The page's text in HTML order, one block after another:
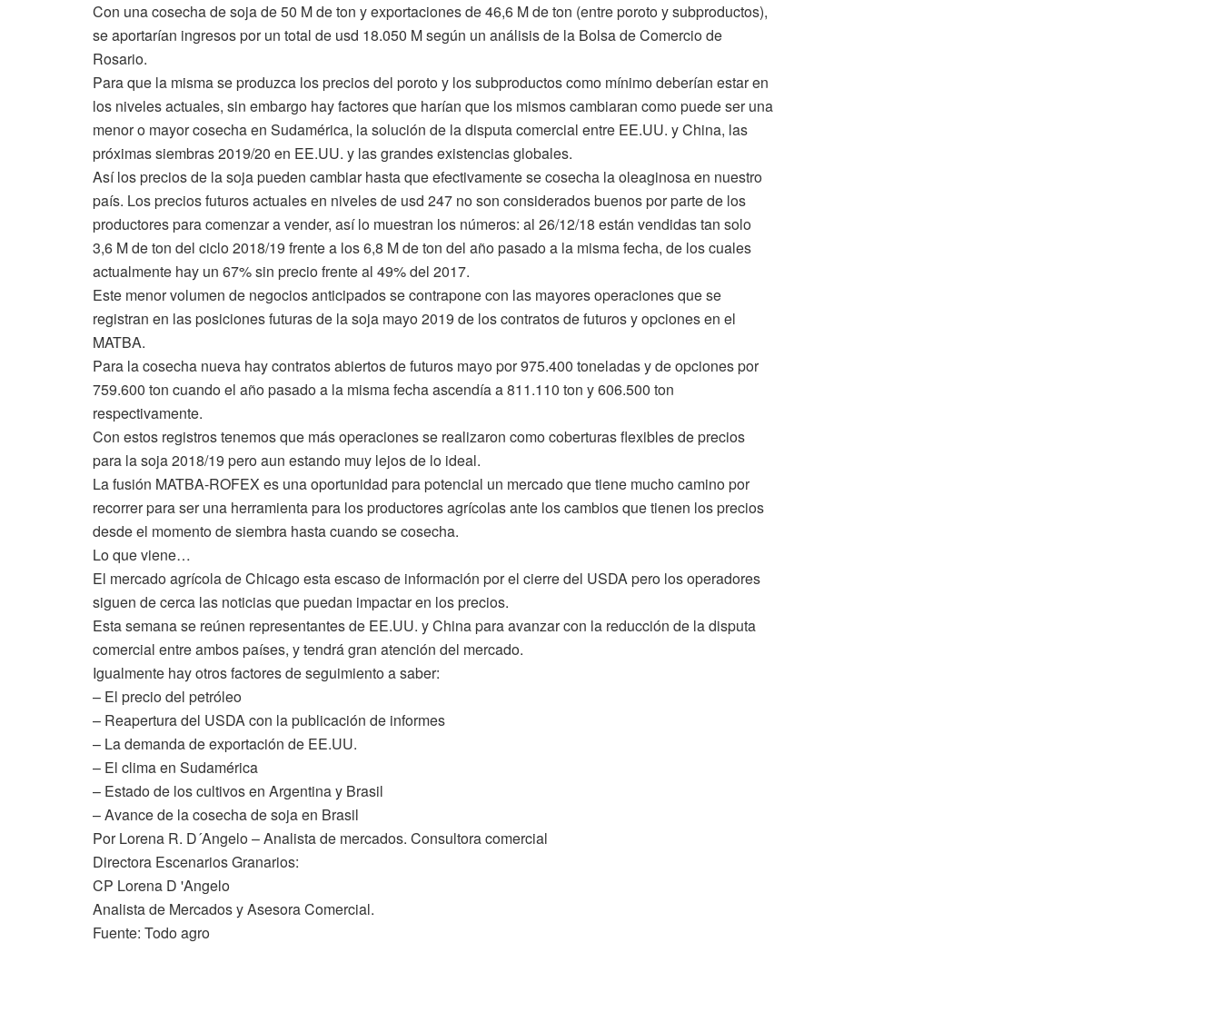
Con una cosecha de soja de 50 M de ton y exportaciones de 46,6 M de ton (entre poroto y subproductos),
se aportarían ingresos por un total de usd 18.050 M según un análisis de la Bolsa de Comercio de
Rosario.
Para que la misma se produzca los precios del poroto y los subproductos como mínimo deberían estar en
los niveles actuales, sin embargo hay factores que harían que los mismos cambiaran como puede ser una
menor o mayor cosecha en Sudamérica, la solución de la disputa comercial entre EE.UU. y China, las
próximas siembras 2019/20 en EE.UU. y las grandes existencias globales.
Así los precios de la soja pueden cambiar hasta que efectivamente se cosecha la oleaginosa en nuestro
país. Los precios futuros actuales en niveles de usd 247 no son considerados buenos por parte de los
productores para comenzar a vender, así lo muestran los números: al 26/12/18 están vendidas tan solo
3,6 M de ton del ciclo 2018/19 frente a los 6,8 M de ton del año pasado a la misma fecha, de los cuales
actualmente hay un 67% sin precio frente al 49% del 2017.
Este menor volumen de negocios anticipados se contrapone con las mayores operaciones que se
registran en las posiciones futuras de la soja mayo 2019 de los contratos de futuros y opciones en el
MATBA.
Para la cosecha nueva hay contratos abiertos de futuros mayo por 975.400 toneladas y de opciones por
759.600 ton cuando el año pasado a la misma fecha ascendía a 811.110 ton y 606.500 ton
respectivamente.
Con estos registros tenemos que más operaciones se realizaron como coberturas flexibles de precios
para la soja 2018/19 pero aun estando muy lejos de lo ideal.
La fusión MATBA-ROFEX es una oportunidad para potencial un mercado que tiene mucho camino por
recorrer para ser una herramienta para los productores agrícolas ante los cambios que tienen los precios
desde el momento de siembra hasta cuando se cosecha.
Lo que viene…
El mercado agrícola de Chicago esta escaso de información por el cierre del USDA pero los operadores
siguen de cerca las noticias que puedan impactar en los precios.
Esta semana se reúnen representantes de EE.UU. y China para avanzar con la reducción de la disputa
comercial entre ambos países, y tendrá gran atención del mercado.
Igualmente hay otros factores de seguimiento a saber:
– El precio del petróleo
– Reapertura del USDA con la publicación de informes
– La demanda de exportación de EE.UU.
– El clima en Sudamérica
– Estado de los cultivos en Argentina y Brasil
– Avance de la cosecha de soja en Brasil
Por Lorena R. D´Angelo – Analista de mercados. Consultora comercial
Directora Escenarios Granarios:
CP Lorena D 'Angelo
Analista de Mercados y Asesora Comercial.
Fuente: Todo agro